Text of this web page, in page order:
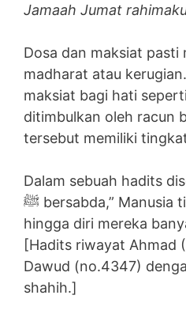
Jamaah Jumat
Dosa dan maksiat pasti
madharat atau
maksiat bagi hati
ditimbulkan oleh racun
tersebut memiliki
Dalam sebuah hadits
ﷺ bersabda,” Manusia tidak akan binasa
hingga diri mereka
[Hadits riwayat Ahmad
Dawud (no.4347)
shahih.]